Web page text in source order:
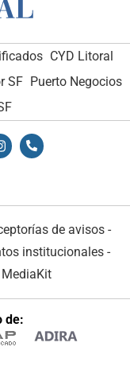
CYD Litoral
SF Puerto Negocios
de avisos -
institucionales -
MediaKit
de: